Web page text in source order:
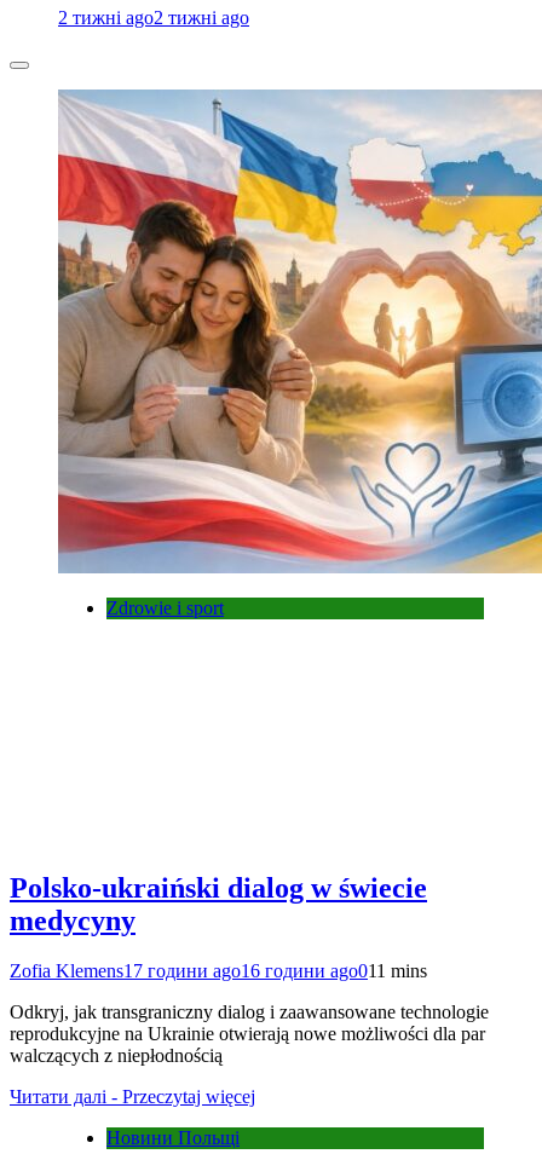
2 тижні ago2 тижні ago
Zdrowie i sport
Polsko-ukraiński dialog w świecie
medycyny
Zofia Klemens17 години ago16 години ago011 mins
Odkryj, jak transgraniczny dialog i zaawansowane technologie
reprodukcyjne na Ukrainie otwierają nowe możliwości dla par
walczących z niepłodnością
Читати далі - Przeczytaj więcej
Новини Польщі